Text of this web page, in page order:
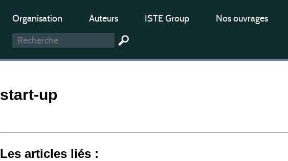
Organisation Auteurs ISTE Group Nos ouvrages
start-up
Les articles liés :